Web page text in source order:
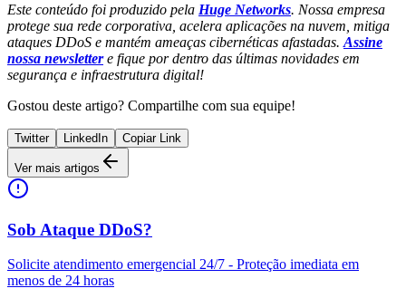
Este conteúdo foi produzido pela Huge Networks. Nossa empresa
protege sua rede corporativa, acelera aplicações na nuvem, mitiga
ataques DDoS e mantém ameaças cibernéticas afastadas. Assine
nossa newslettere fique por dentro das últimas novidades em
segurança e infraestrutura digital!
Gostou deste artigo? Compartilhe com sua equipe!
Twitter LinkedIn Copiar Link
Ver mais artigos
Sob Ataque DDoS?
Solicite atendimento emergencial 24/7 - Proteção imediata em
menos de 24 horas